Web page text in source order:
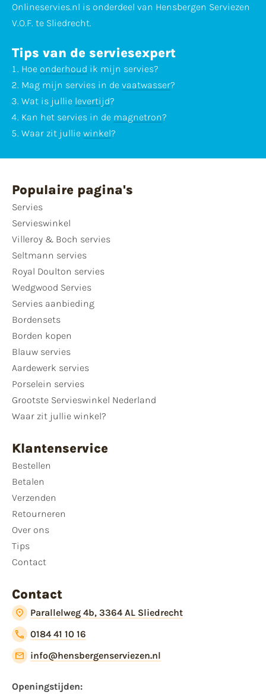
Onlineservies.nl is onderdeel van Hensbergen Serviezen
V.O.F. te Sliedrecht.
Tips van de serviesexpert
Hoe onderhoud ik mijn servies?
Mag mijn servies in de vaatwasser?
Wat is jullie levertijd?
Kan het servies in de magnetron?
Waar zit jullie winkel?
Populaire pagina's
Servies
Servieswinkel
Villeroy & Boch servies
Seltmann servies
Royal Doulton servies
Wedgwood Servies
Servies aanbieding
Bordensets
Borden kopen
Blauw servies
Aardewerk servies
Porselein servies
Grootste Servieswinkel Nederland
Waar zit jullie winkel?
Klantenservice
Bestellen
Betalen
Verzenden
Retourneren
Over ons
Tips
Contact
Contact
Parallelweg 4b, 3364 AL Sliedrecht
0184 41 10 16
info@hensbergenserviezen.nl
Openingstijden: